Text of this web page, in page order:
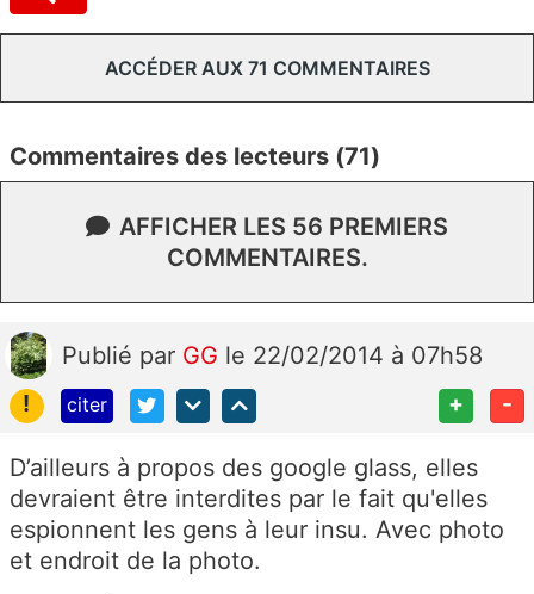
ACCÉDER AUX 71 COMMENTAIRES
Commentaires des lecteurs (71)
AFFICHER LES 56 PREMIERS
COMMENTAIRES.
Publié par GG le 22/02/2014 à 07h58
!
citer + -
D’ailleurs à propos des google glass, elles
devraient être interdites par le fait qu'elles
espionnent les gens à leur insu. Avec photo
et endroit de la photo.